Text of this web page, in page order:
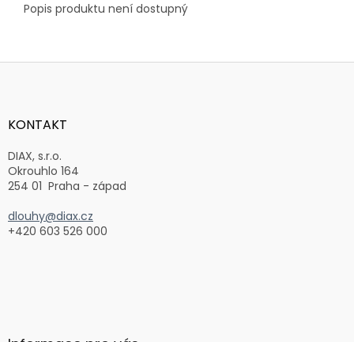
Popis produktu není dostupný
Z
aKONTAKT
DIAX, s.r.o.
Okrouhlo 164
254 01 Praha - západ
dlouhy@diax.cz
+420 603 526 000